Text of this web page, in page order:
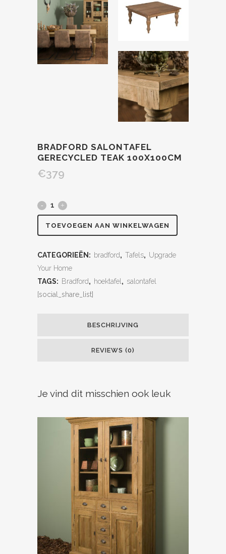
BRADFORD SALONTAFEL
GERECYCLED TEAK 100X100CM
€379
TOEVOEGEN AAN WINKELWAGEN
CATEGORIEËN: bradford, Tafels, Upgrade
Your Home
TAGS: Bradford, hoektafel , salontafel
[social_share_list]
BESCHRIJVING
REVIEWS (0)
Je vind dit misschien ook leuk